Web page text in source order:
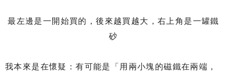
最左邊是一開始買的，後來越買越大，右上角是一罐鐵
砂
我本來是在懷疑：有可能是「用兩小塊的磁鐵在兩端，